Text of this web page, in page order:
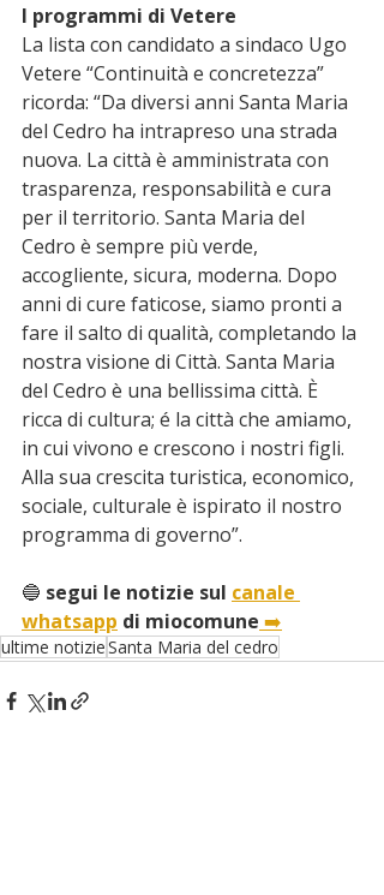
I programmi di Vetere
La lista con candidato a sindaco Ugo
Vetere “Continuità e concretezza”
ricorda: “Da diversi anni Santa Maria
del Cedro ha intrapreso una strada
nuova. La città è amministrata con
trasparenza, responsabilità e cura
per il territorio. Santa Maria del
Cedro è sempre più verde,
accogliente, sicura, moderna. Dopo
anni di cure faticose, siamo pronti a
fare il salto di qualità, completando la
nostra visione di Città. Santa Maria
del Cedro è una bellissima città. È
ricca di cultura; é la città che amiamo,
in cui vivono e crescono i nostri figli.
Alla sua crescita turistica, economico,
sociale, culturale è ispirato il nostro
programma di governo”.
🔵 segui le notizie sul canale
whatsapp di miocomune ➡️
ultime notizieSanta Maria del cedro